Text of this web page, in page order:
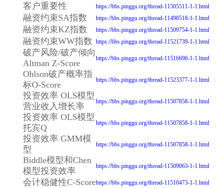
客户重要性 https://bbs.pinggu.org/thread-11505511-1-1.html
融资约束SA指数 https://bbs.pinggu.org/thread-11498518-1-1.html
融资约束KZ指数 https://bbs.pinggu.org/thread-11509754-1-1.html
融资约束WW指数 https://bbs.pinggu.org/thread-11521739-1-1.html
破产风险/破产倾向
Altman Z-Score
https://bbs.pinggu.org/thread-11516690-1-1.html
Ohlson破产概率指
标O-Score
https://bbs.pinggu.org/thread-11523377-1-1.html
投资效率 OLS模型
营业收入增长率
https://bbs.pinggu.org/thread-11507858-1-1.html
投资效率 OLS模型
托宾Q
https://bbs.pinggu.org/thread-11507858-1-1.html
投资效率 GMM模
型
https://bbs.pinggu.org/thread-11507858-1-1.html
Biddle模型和Chen
模型投资效率
https://bbs.pinggu.org/thread-11509063-1-1.html
会计稳健性C-Scorehttps://bbs.pinggu.org/thread-11510473-1-1.html